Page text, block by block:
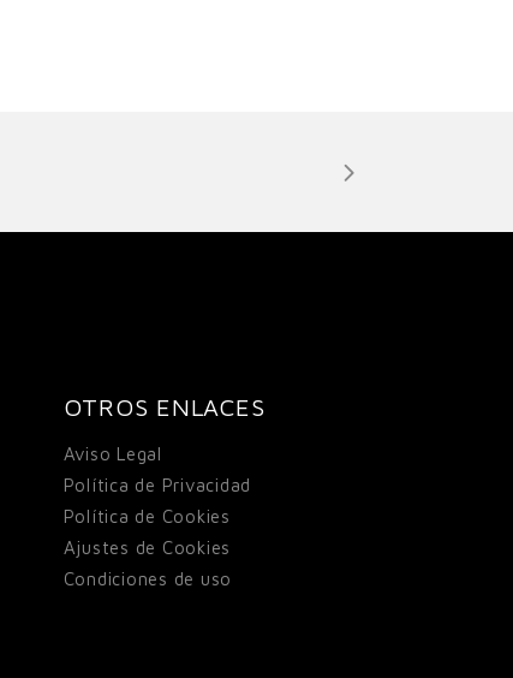
OTROS ENLACES
Aviso Legal
Política de Privacidad
Política de Cookies
Ajustes de Cookies
Condiciones de uso